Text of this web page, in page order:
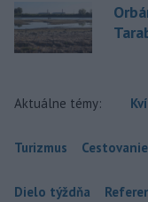
Aktuálne témy:
Turizmus Cestovanie
Dielo týždňa